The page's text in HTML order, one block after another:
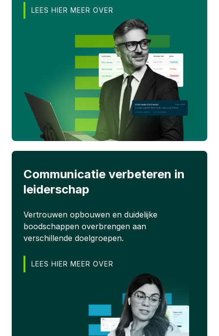
LEES HIER MEER OVER
Communicatie verbeteren in
leiderschap
Vertrouwen opbouwen en duidelijke
boodschappen overbrengen aan
verschillende doelgroepen.
LEES HIER MEER OVER